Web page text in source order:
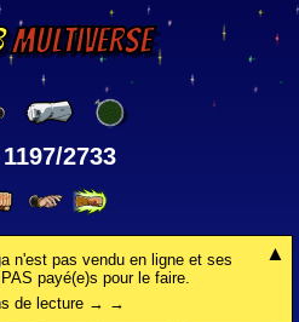
Multiverse
2733
n'est pas vendu en ligne et ses
payé(e)s pour le faire.
de lecture → →